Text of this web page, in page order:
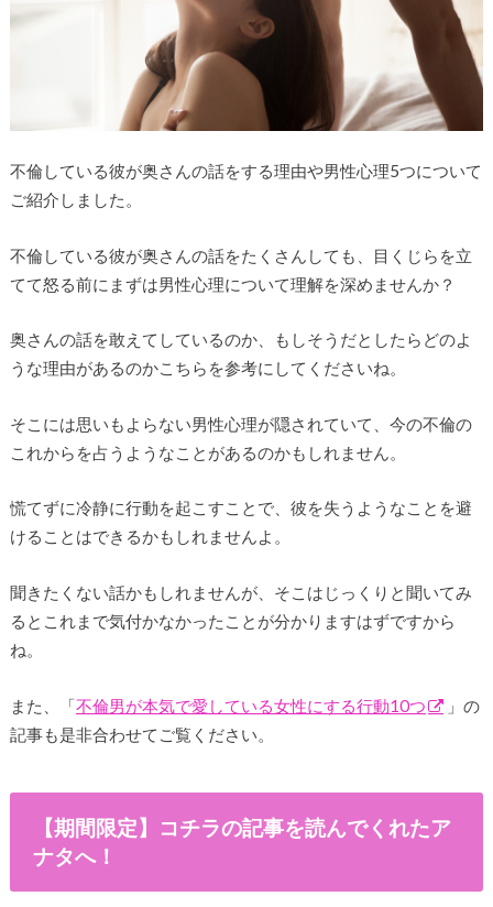
不倫している彼が奥さんの話をする理由や男性心理5つについて
ご紹介しました。
不倫している彼が奥さんの話をたくさんしても、目くじらを立
てて怒る前にまずは男性心理について理解を深めませんか？
奥さんの話を敢えてしているのか、もしそうだとしたらどのよ
うな理由があるのかこちらを参考にしてくださいね。
そこには思いもよらない男性心理が隠されていて、今の不倫の
これからを占うようなことがあるのかもしれません。
慌てずに冷静に行動を起こすことで、彼を失うようなことを避
けることはできるかもしれませんよ。
聞きたくない話かもしれませんが、そこはじっくりと聞いてみ
るとこれまで気付かなかったことが分かりますはずですから
ね。
また、「不倫男が本気で愛している女性にする行動10つ
」の
記事も是非合わせてご覧ください。
【期間限定】コチラの記事を読んでくれたア
ナタへ！